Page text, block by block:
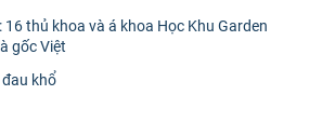
16 thủ khoa và á khoa Học Khu Garden
gốc Việt
đau khổ